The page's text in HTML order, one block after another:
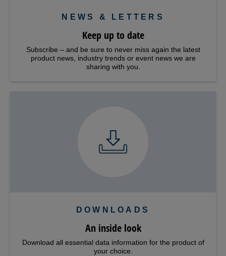
NEWS & LETTERS
Keep up to date
Subscribe – and be sure to never miss again the latest
product news, industry trends or event news we are
sharing with you.
DOWNLOADS
An inside look
Download all essential data information for the product of
your choice.